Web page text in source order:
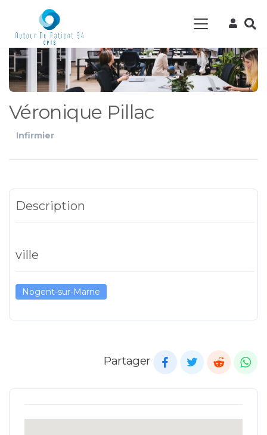
Véronique Pillac
Infirmier
Description
ville
Nogent-sur-Marne
Partager